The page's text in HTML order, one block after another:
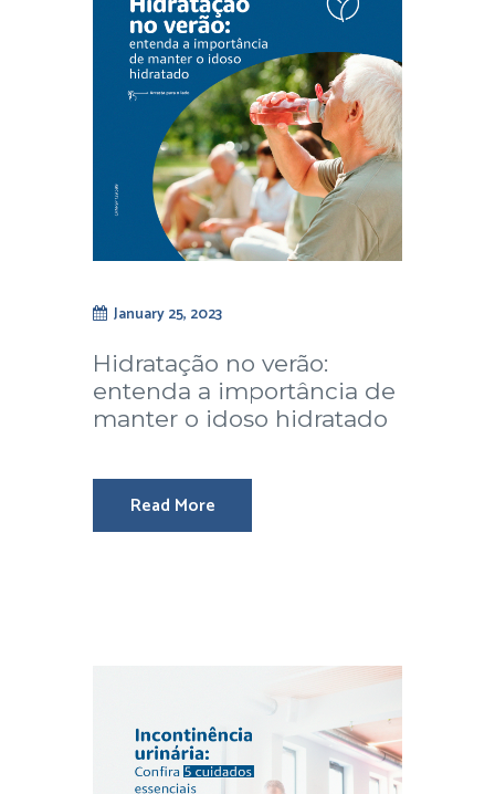
January 25, 2023
Hidratação no verão:
entenda a importância de
manter o idoso hidratado
Read More